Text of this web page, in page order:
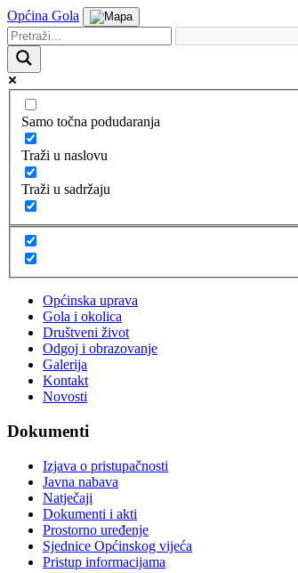
Općina Gola
Samo točna podudaranja
Traži u naslovu
Traži u sadržaju
Općinska uprava
Gola i okolica
Društveni život
Odgoj i obrazovanje
Galerija
Kontakt
Novosti
Dokumenti
Izjava o pristupačnosti
Javna nabava
Natječaji
Dokumenti i akti
Prostorno uređenje
Sjednice Općinskog vijeća
Pristup informacijama